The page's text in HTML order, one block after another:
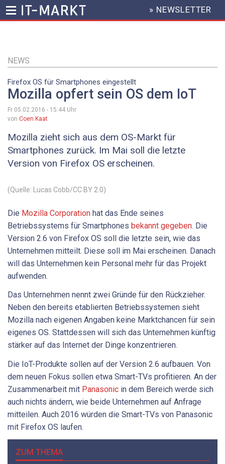
Inhalt
HEADER
MENU
» NEWSLETTER
NEWS
Firefox OS für Smartphones eingestellt
Mozilla opfert sein OS dem IoT
Fr 05.02.2016 - 15:44 Uhr
von Coen Kaat
Mozilla zieht sich aus dem OS-Markt für
Smartphones zurück. Im Mai soll die letzte
Version von Firefox OS erscheinen.
(Quelle: Lucas Cobb/CC BY 2.0)
Die Mozilla Corporation hat das Ende seines
Betriebssystems für Smartphones bekannt gegeben. Die
Version 2.6 von Firefox OS soll die letzte sein, wie das
Unternehmen mitteilt. Diese soll im Mai erscheinen. Danach
will das Unternehmen kein Personal mehr für das Projekt
aufwenden.
Das Unternehmen nennt zwei Gründe für den Rückzieher.
Neben den bereits etablierten Betriebssystemen sieht
Mozilla nach eigenen Angaben keine Marktchancen für sein
eigenes OS. Stattdessen will sich das Unternehmen künftig
stärker auf das Internet der Dinge konzentrieren.
Die IoT-Produkte sollen auf der Version 2.6 aufbauen. Von
dem neuen Fokus sollen etwa Smart-TVs profitieren. An der
Zusammenarbeit mit Panasonic in dem Bereich werde sich
auch nichts ändern, wie beide Unternehmen auf Anfrage
mitteilen. Auch 2016 würden die Smart-TVs von Panasonic
mit Firefox OS laufen.
ZUM THEMA